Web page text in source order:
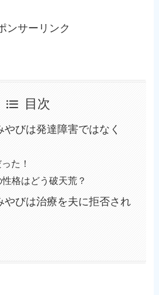
ンサーリンク
目次
やびは発達障害ではなく
た！
格はどう破天荒？
やびは治療を夫に拒否され